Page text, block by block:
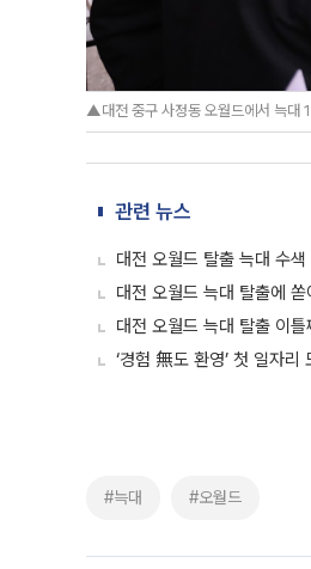
▲대전 중구 사정동 오월드에서 늑대
관련 뉴스
대전 오월드 탈출 늑대 수
대전 오월드 늑대 탈출에
대전 오월드 늑대 탈출 이
‘경험 無도 환영’ 첫 일자리
#늑대 #오월드